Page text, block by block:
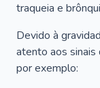
traqueia e
Devido à
atento aos sinais
por exemplo: